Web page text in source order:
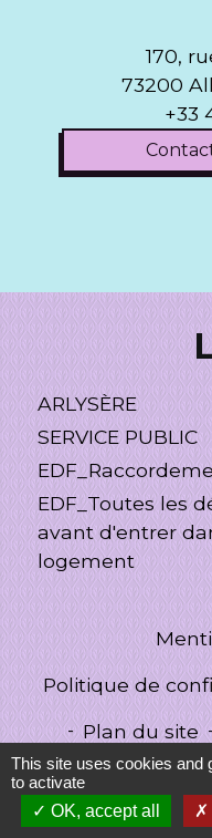
170,
73200
+33
ARLYSÈRE
SERVICE PUBLIC
EDF_Toutes les
avant d'entrer
logement
Politique de
- Plan du site -
Site créé en
This site uses cookies and
to activate
OK, accept all